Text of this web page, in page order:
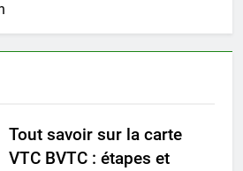
Tout savoir sur la carte
VTC BVTC : étapes et